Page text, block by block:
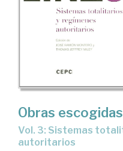
Obras escogidas
Vol. 3: Sistemas totalitarios y regímenes
autoritarios